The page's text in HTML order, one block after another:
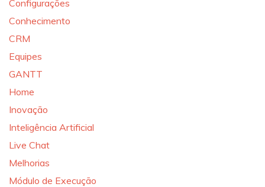
Configurações
Conhecimento
CRM
Equipes
GANTT
Home
Inovação
Inteligência Artificial
Live Chat
Melhorias
Módulo de Execução